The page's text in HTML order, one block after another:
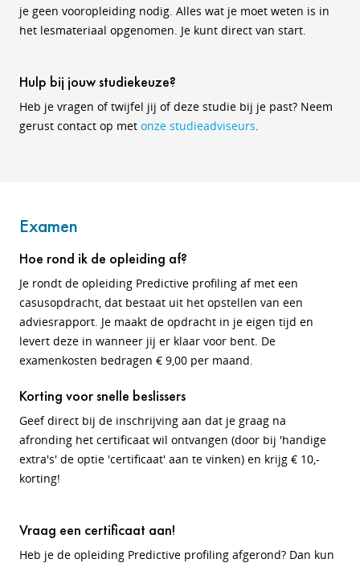
je geen vooropleiding nodig. Alles wat je moet weten is in
het lesmateriaal opgenomen. Je kunt direct van start.
Hulp bij jouw studiekeuze?
Heb je vragen of twijfel jij of deze studie bij je past? Neem
gerust contact op met onze studieadviseurs.
Examen
Hoe rond ik de opleiding af?
Je rondt de opleiding Predictive profiling af met een
casusopdracht, dat bestaat uit het opstellen van een
adviesrapport. Je maakt de opdracht in je eigen tijd en
levert deze in wanneer jij er klaar voor bent. De
examenkosten bedragen € 9,00 per maand.
Korting voor snelle beslissers
Geef direct bij de inschrijving aan dat je graag na
afronding het certificaat wil ontvangen (door bij 'handige
extra's' de optie 'certificaat' aan te vinken) en krijg € 10,-
korting!
Vraag een certificaat aan!
Heb je de opleiding Predictive profiling afgerond? Dan kun